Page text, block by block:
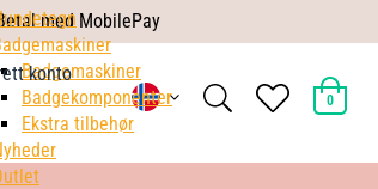
med MobilePay
konto
search heart
light
0
Badgemaskiner
Badgekomponenter
Ekstra tilbehør